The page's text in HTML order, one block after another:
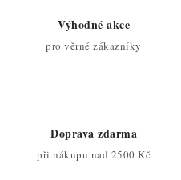
Výhodné akce
pro věrné zákazníky
Doprava zdarma
při nákupu nad 2500 Kč